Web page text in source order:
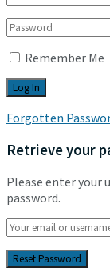
Remember Me
Forgotten
Retrieve your
Please enter your
password.